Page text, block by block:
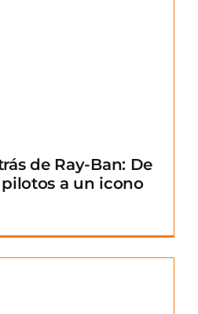
de Ray-Ban: De
pilotos a un icono